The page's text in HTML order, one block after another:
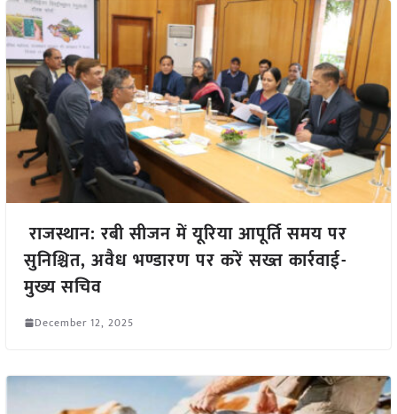
राजस्थान: रबी सीजन में यूरिया आपूर्ति समय पर
सुनिश्चित, अवैध भण्डारण पर करें सख्त कार्रवाई-
मुख्य सचिव
December 12, 2025